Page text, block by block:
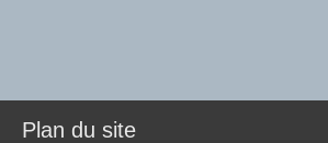
Plan du site